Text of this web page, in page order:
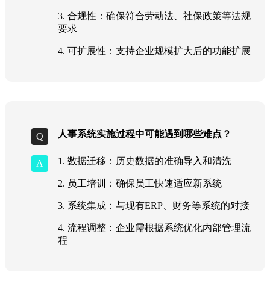
3. 合规性：确保符合劳动法、社保政策等法规
要求
4. 可扩展性：支持企业规模扩大后的功能扩展
人事系统实施过程中可能遇到哪些难点？
1. 数据迁移：历史数据的准确导入和清洗
2. 员工培训：确保员工快速适应新系统
3. 系统集成：与现有ERP、财务等系统的对接
4. 流程调整：企业需根据系统优化内部管理流
程